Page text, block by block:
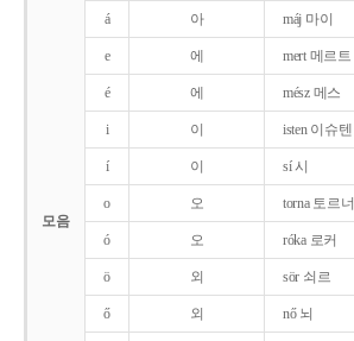
모음
á 아 máj 마이
e 에 mert 메르트
é 에 mész 메스
i 이 isten 이슈텐
í 이 sí 시
o 오 torna 토르너
ó 오 róka 로커
ö 외 sör 쇠르
ő 외 nő 뇌